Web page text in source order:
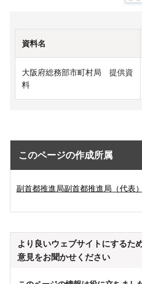
資料名
大阪府総務部市町村局 提供資
料
このページの作成所属
副首都推進局副首都推進局（代表）
より良いウェブサイトにするた
意見をお聞かせください